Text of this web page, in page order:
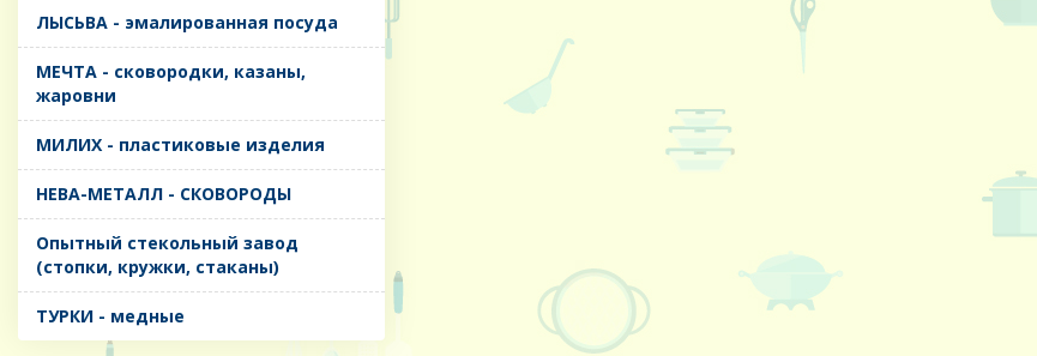
ЛЫСЬВА - эмалированная посуда
МЕЧТА - сковородки, казаны,
жаровни
МИЛИХ - пластиковые изделия
НЕВА-МЕТАЛЛ - СКОВОРОДЫ
Опытный стекольный завод
(стопки, кружки, стаканы)
ТУРКИ - медные